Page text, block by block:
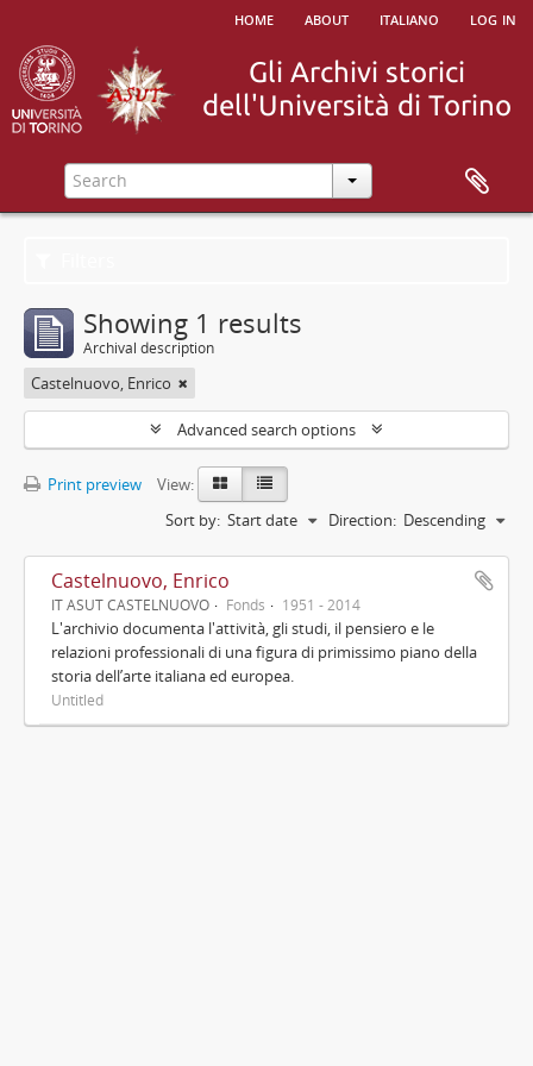
home about italiano log in
Showing 1 results
Archival description
Castelnuovo, Enrico
Advanced search options
Print preview
View:
Sort by: Start date Direction: Descending
Castelnuovo, Enrico
IT ASUT CASTELNUOVO Fonds 1951 - 2014
L'archivio documenta l'attività, gli studi, il pensiero e le
relazioni professionali di una figura di primissimo piano della
storia dell’arte italiana ed europea.
Untitled